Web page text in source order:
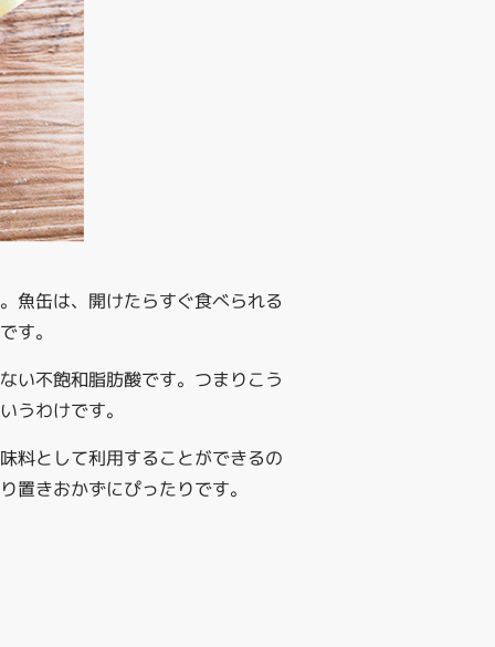
魚缶は、開けたらすぐ食べられる
す。
い不飽和脂肪酸です。つまりこう
うわけです。
料として利用することができるの
きおかずにぴったりです。